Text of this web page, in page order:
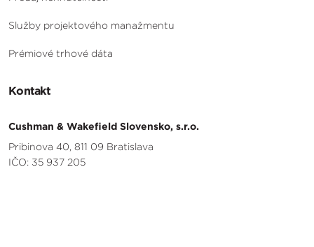
Služby projektového manažmentu
Prémiové trhové dáta
Kontakt
Cushman & Wakefield Slovensko, s.r.o.
Pribinova 40, 811 09 Bratislava
IČO: 35 937 205